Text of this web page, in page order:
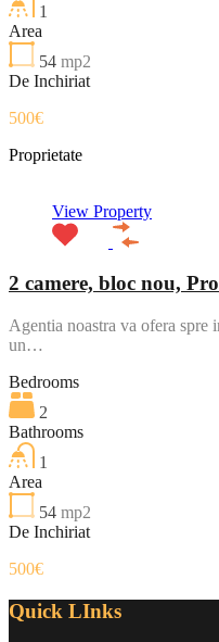
1
Area
54 mp2
De Inchiriat
500€
Proprietate
View Property
2 camere, bloc nou,
Agentia noastra va ofera spre
un…
Bedrooms
2
Bathrooms
1
Area
54 mp2
De Inchiriat
500€
Quick LInks